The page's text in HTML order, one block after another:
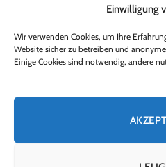
Einwilligung
Wir verwenden Cookies, um Ihre
Website sicher zu betreiben und
Einige Cookies sind notwendig, andere
Ralf
June 26, 2024
hinter den
October 5, 2024